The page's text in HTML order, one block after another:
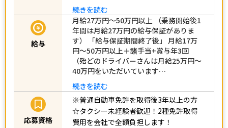
続きを読む
給与
月給27万円～50万円以上 （乗務開始後1
年間は月給27万円の給与保証がありま
す） 「給与保証期間終了後」 月給17万
円～50万円以上＋諸手当+賞与年3回
（殆どのドライバーさんは月給25万円～
40万円をいただいています…
続きを読む
応募資格
※普通自動車免許を取得後3年以上の方
☆タクシー未経験者歓迎！2種免許取得
費用を会社で全額負担します！